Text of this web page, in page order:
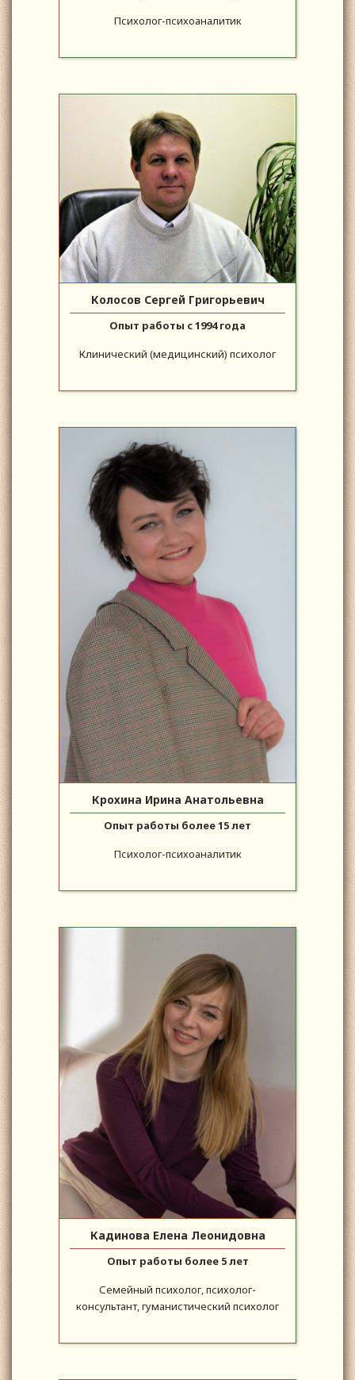
Психолог-психоаналитик
Колосов Сергей Григорьевич
Опыт работы с 1994 года
Клинический (медицинский) психолог
Крохина Ирина Анатольевна
Опыт работы более 15 лет
Психолог-психоаналитик
Кадинова Елена Леонидовна
Опыт работы более 5 лет
Семейный психолог, психолог-
консультант, гуманистический психолог